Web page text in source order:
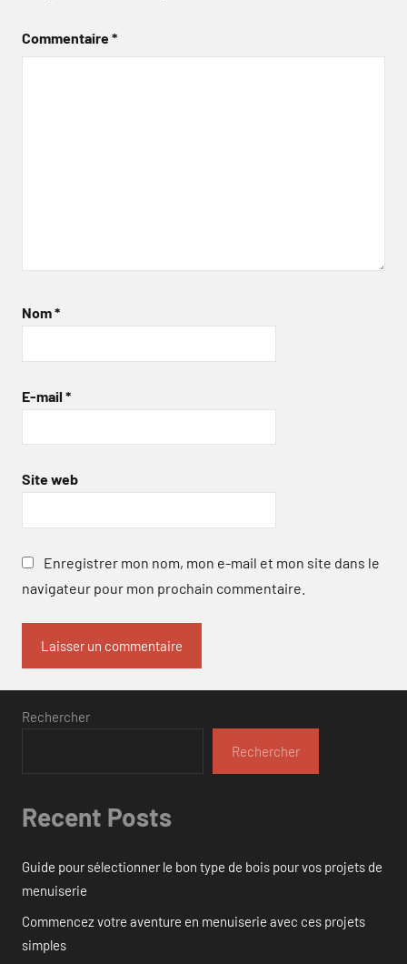
Commentaire*
Nom*
E-mail *
Site web
Enregistrer mon nom, mon e-mail et mon site dans le
navigateur pour mon prochain commentaire.
Rechercher
Rechercher
Recent Posts
Guide pour sélectionner le bon type de bois pour vos projets de
menuiserie
Commencez votre aventure en menuiserie avec ces projets
simples